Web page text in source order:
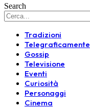
Search
Tradizioni
Telegraficamente
Gossip
Televisione
Eventi
Curiosità
Personaggi
Cinema